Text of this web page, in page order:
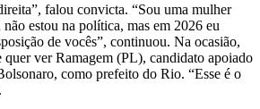
falou convicta. “Sou uma mulher
estou na política, mas em 2026 eu
de vocês”, continuou. Na ocasião,
ver Ramagem (PL), candidato apoiado
como prefeito do Rio. “Esse é o